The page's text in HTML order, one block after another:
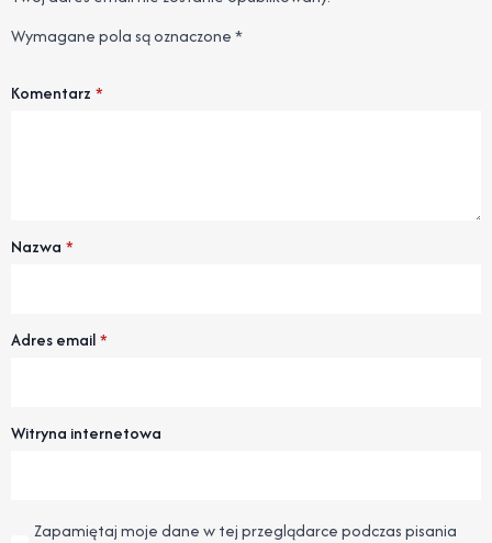
Wymagane pola są oznaczone*
Komentarz *
Nazwa *
Adres email*
Witryna internetowa
Zapamiętaj moje dane w tej przeglądarce podczas pisania